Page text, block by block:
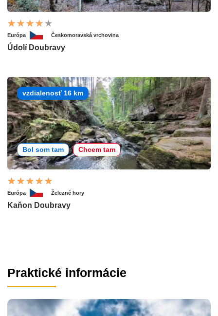
Európa Českomoravská vrchovina
Údolí Doubravy
vzdialenosť 16 km
Bol som tam Chcem tam
Európa Železné hory
Kaňon Doubravy
Praktické informácie